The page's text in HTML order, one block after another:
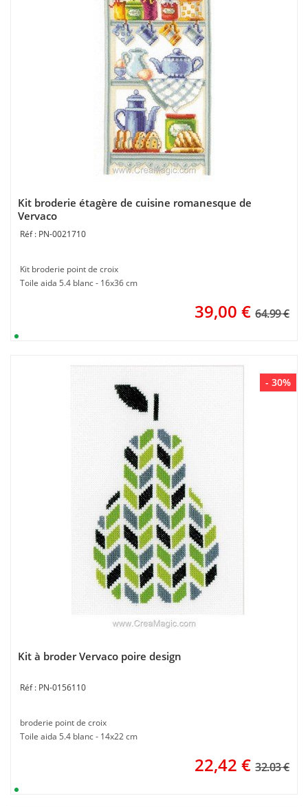
Kit broderie étagère de cuisine romanesque de
Vervaco
PN-0021710
Kit broderie point de croix
Toile aida 5.4 blanc - 16x36 cm
39,00 € 64.99 €
- 30%
Kit à broder Vervaco poire design
PN-0156110
broderie point de croix
Toile aida 5.4 blanc - 14x22 cm
22,42 € 32.03 €